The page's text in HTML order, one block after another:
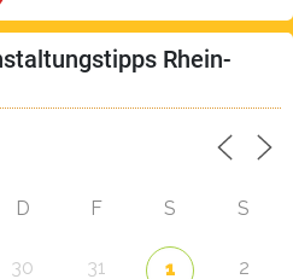
Rhein-
D F S S
30 31 1 2